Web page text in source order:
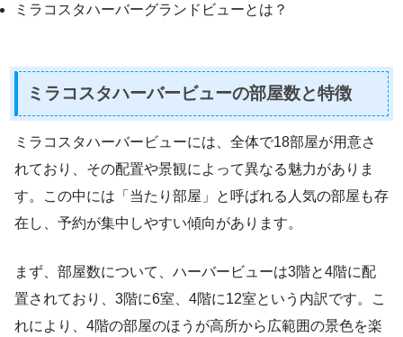
ミラコスタハーバーグランドビューとは？
ミラコスタハーバービューの部屋数と特徴
ミラコスタハーバービューには、全体で18部屋が用意さ
れており、その配置や景観によって異なる魅力がありま
す。この中には「当たり部屋」と呼ばれる人気の部屋も存
在し、予約が集中しやすい傾向があります。
まず、部屋数について、ハーバービューは3階と4階に配
置されており、3階に6室、4階に12室という内訳です。こ
れにより、4階の部屋のほうが高所から広範囲の景色を楽